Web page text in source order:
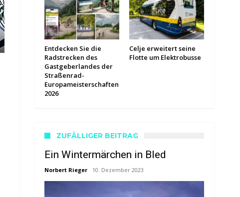
Entdecken Sie die
Radstrecken des
Gastgeberlandes der
Straßenrad-
Europameisterschaften
2026
Celje erweitert seine
Flotte um Elektrobusse
ZUFÄLLIGER BEITRAG
Ein Wintermärchen in Bled
Norbert Rieger 10. Dezember 2023